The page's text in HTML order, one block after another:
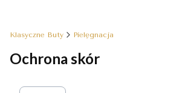
Klasyczne Buty Pielęgnacja
Ochrona skór